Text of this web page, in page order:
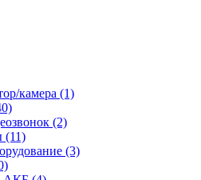
камера (1)
(2)
(11)
(3)